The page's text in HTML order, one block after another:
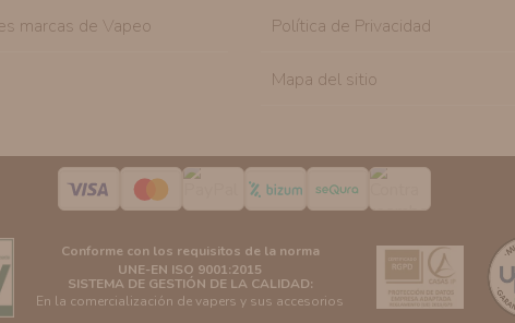
marcas de Vapeo Política de Privacidad
Mapa del sitio
Conforme con los requisitos de la norma
UNE-EN ISO 9001:2015
SISTEMA DE GESTIÓN DE LA CALIDAD:
En la comercialización de vapers y sus accesorios